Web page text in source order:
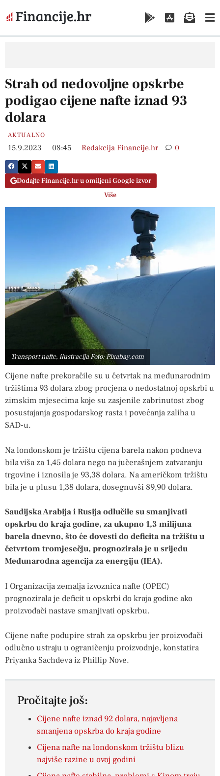
Strah od nedovoljne opskrbe
podigao cijene nafte iznad 93
dolara
AKTUALNO
15.9.2023 08:45 Redakcija Financije.hr 0
Dodajte Financije.hr u omiljeni Google izvor
Više
Transport nafte, ilustracija Foto: Pixabay.com
Cijene nafte prekoračile su u četvrtak na međunarodnim
tržištima 93 dolara zbog procjena o nedostatnoj opskrbi u
zimskim mjesecima koje su zasjenile zabrinutost zbog
posustajanja gospodarskog rasta i povećanja zaliha u
SAD-u.
Na londonskom je tržištu cijena barela nakon podneva
bila viša za 1,45 dolara nego na jučerašnjem zatvaranju
trgovine i iznosila je 93,38 dolara. Na američkom tržištu
bila je u plusu 1,38 dolara, dosegnuvši 89,90 dolara.
Saudijska Arabija i Rusija odlučile su smanjivati
opskrbu do kraja godine, za ukupno 1,3 milijuna
barela dnevno, što će dovesti do deficita na tržištu u
četvrtom tromjesečju, prognozirala je u srijedu
Međunarodna agencija za energiju (IEA).
I Organizacija zemalja izvoznica nafte (OPEC)
prognozirala je deficit u opskrbi do kraja godine ako
proizvođači nastave smanjivati opskrbu.
Cijene nafte podupire strah za opskrbu jer proizvođači
odlučno ustraju u ograničenju proizvodnje, konstatira
Priyanka Sachdeva iz Phillip Nove.
Pročitajte još:
Cijene nafte iznad 92 dolara, najavljena
smanjena opskrba do kraja godine
Cijena nafte na londonskom tržištu blizu
najviše razine u ovoj godini